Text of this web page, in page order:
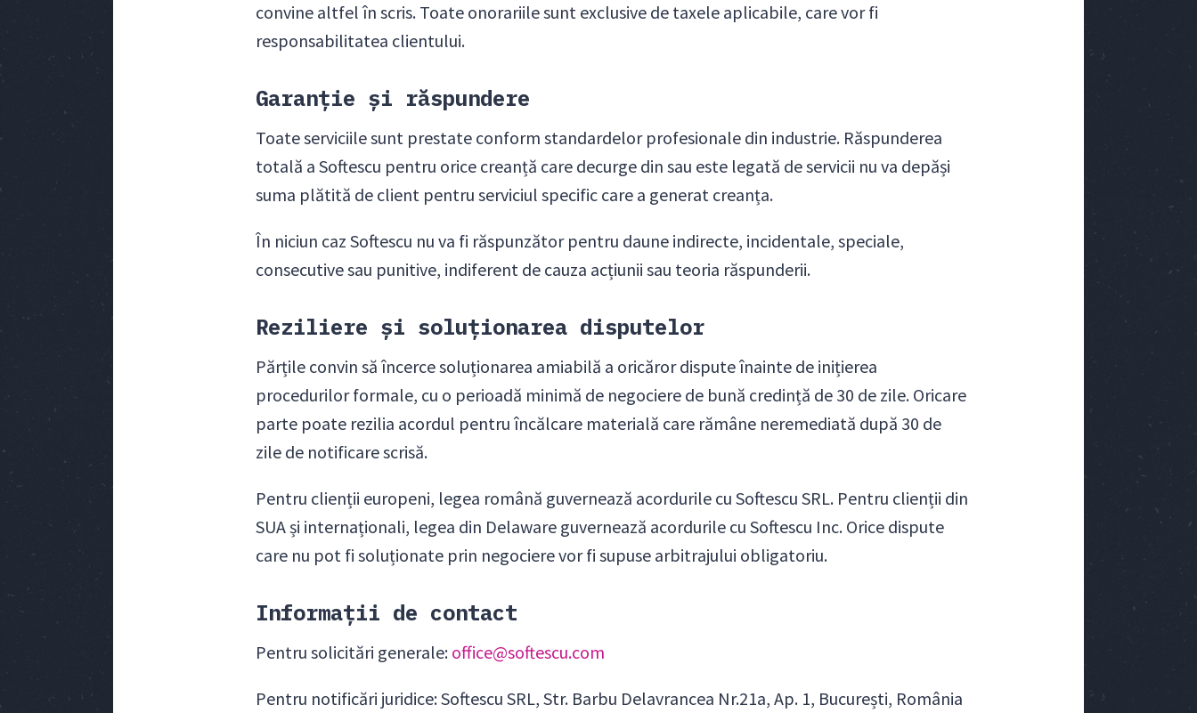
convine altfel în scris. Toate onorariile sunt exclusive de taxele aplicabile, care vor fi
responsabilitatea clientului.
Garanție și răspundere
Toate serviciile sunt prestate conform standardelor profesionale din industrie. Răspunderea
totală a Softescu pentru orice creanță care decurge din sau este legată de servicii nu va depăși
suma plătită de client pentru serviciul specific care a generat creanța.
În niciun caz Softescu nu va fi răspunzător pentru daune indirecte, incidentale, speciale,
consecutive sau punitive, indiferent de cauza acțiunii sau teoria răspunderii.
Reziliere și soluționarea disputelor
Părțile convin să încerce soluționarea amiabilă a oricăror dispute înainte de inițierea
procedurilor formale, cu o perioadă minimă de negociere de bună credință de 30 de zile. Oricare
parte poate rezilia acordul pentru încălcare materială care rămâne neremediată după 30 de
zile de notificare scrisă.
Pentru clienții europeni, legea română guvernează acordurile cu Softescu SRL. Pentru clienții din
SUA și internaționali, legea din Delaware guvernează acordurile cu Softescu Inc. Orice dispute
care nu pot fi soluționate prin negociere vor fi supuse arbitrajului obligatoriu.
Informații de contact
Pentru solicitări generale: office@softescu.com
Pentru notificări juridice: Softescu SRL, Str. Barbu Delavrancea Nr.21a, Ap. 1, București, România